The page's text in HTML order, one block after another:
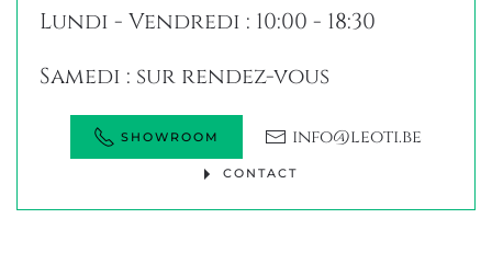
Lundi - Vendredi : 10:00 - 18:30
Samedi : sur rendez-vous
SHOWROOM info@leoti.be
CONTACT